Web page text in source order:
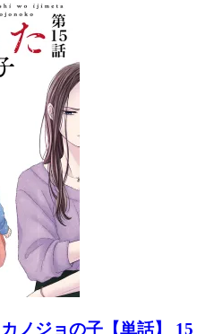
ノジョの子【単話】 15